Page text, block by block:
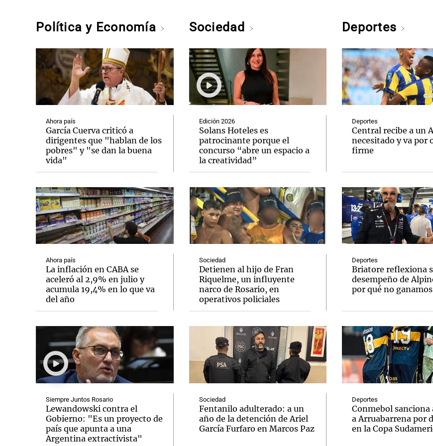
Política y Economía
Ahora país
García Cuerva criticó a
dirigentes que "hablan de los
pobres" y "se dan la buena
vida"
Ahora país
La inflación en CABA se
aceleró al 2,9% en julio y
acumula 19,4% en lo que va
del año
Siempre Juntos Rosario
Lewandowski contra el
Gobierno: "Es un proyecto de
país que apunta a una
Argentina extractivista"
Sociedad
Edición 2026
Solans Hoteles es
patrocinante porque el
concurso “abre un espacio a
la creatividad”
Sociedad
Detienen al hijo de Fran
Riquelme, un influyente
narco de Rosario, en
operativos policiales
Sociedad
Fentanilo adulterado: a un
año de la detención de Ariel
García Furfaro en Marcos Paz
Deportes
Deportes
Central recibe a un
necesitado y va por
firme
Deportes
Briatore reflexiona
desempeño de
por qué no
Deportes
Conmebol sanciona
a Arruabarrena por
en la Copa
Notas Notas
El huracán de Arequito